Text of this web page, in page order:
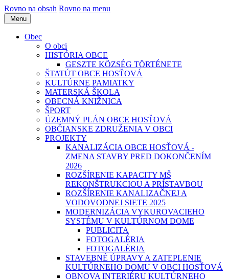
Rovno na obsah Rovno na menu
Menu
Obec
O obci
HISTÓRIA OBCE
GESZTE KÖZSÉG TÖRTÉNETE
ŠTATÚT OBCE HOSŤOVÁ
KULTÚRNE PAMIATKY
MATERSKÁ ŠKOLA
OBECNÁ KNIŽNICA
ŠPORT
ÚZEMNÝ PLÁN OBCE HOSŤOVÁ
OBČIANSKE ZDRUŽENIA V OBCI
PROJEKTY
KANALIZÁCIA OBCE HOSŤOVÁ -
ZMENA STAVBY PRED DOKONČENÍM
2026
ROZŠÍRENIE KAPACITY MŠ
REKONŠTRUKCIOU A PRÍSTAVBOU
ROZŠÍRENIE KANALIZAČNEJ A
VODOVODNEJ SIETE 2025
MODERNIZÁCIA VYKUROVACIEHO
SYSTÉMU V KULTÚRNOM DOME
PUBLICITA
FOTOGALÉRIA
FOTOGALÉRIA
STAVEBNÉ ÚPRAVY A ZATEPLENIE
KULTÚRNEHO DOMU V OBCI HOSŤOVÁ
OBNOVA INTERIÉRU KULTÚRNEHO